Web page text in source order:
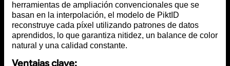
herramientas de ampliación convencionales que se
basan en la interpolación, el modelo de PiktID
reconstruye cada píxel utilizando patrones de datos
aprendidos, lo que garantiza nitidez, un balance de color
natural y una calidad constante.
Ventajas clave: